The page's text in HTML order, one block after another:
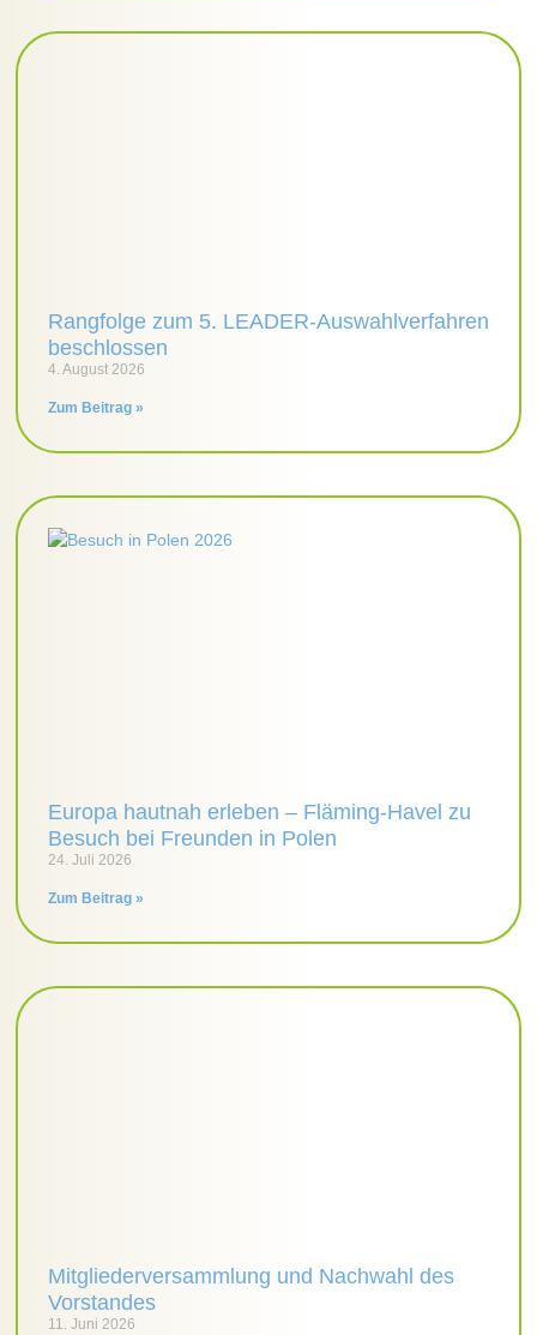
Rangfolge zum 5. LEADER-Auswahlverfahren
beschlossen
4. August 2026
Zum Beitrag »
Europa hautnah erleben – Fläming-Havel zu
Besuch bei Freunden in Polen
24. Juli 2026
Zum Beitrag »
Mitgliederversammlung und Nachwahl des
Vorstandes
11. Juni 2026